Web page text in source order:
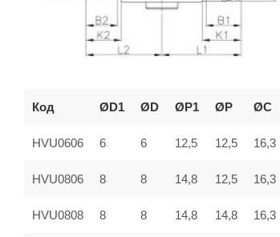
Код ØD1 ØD ØP1 ØP ØC
HVU0606 6 6 12,5 12,5 16,3
HVU0806 8 8 14,8 12,5 16,3
HVU0808 8 8 14,8 14,8 16,3